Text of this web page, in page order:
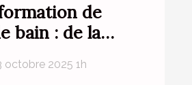
de
bain : de la
octobre 2025 1h